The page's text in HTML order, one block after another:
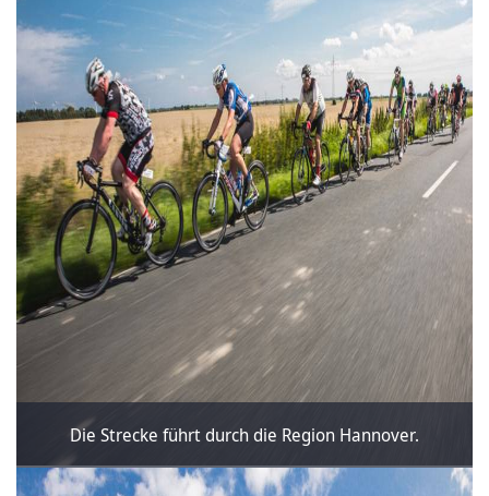
Die Strecke führt durch die Region Hannover.